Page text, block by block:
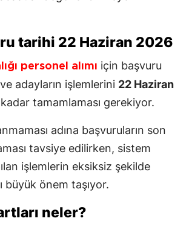
tarihi 22 Haziran 2026
personel alımı için başvuru
adayların işlemlerini 22 Haziran
tamamlaması gerekiyor.
adına başvuruların son
tavsiye edilirken, sistem
işlemlerin eksiksiz şekilde
büyük önem taşıyor.
neler?